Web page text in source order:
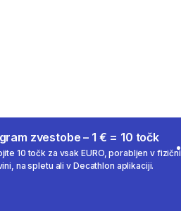
zvestobe – 1 € = 10 točk
10 točk za vsak EURO, porabljen v fizični
na spletu ali v Decathlon aplikaciji.